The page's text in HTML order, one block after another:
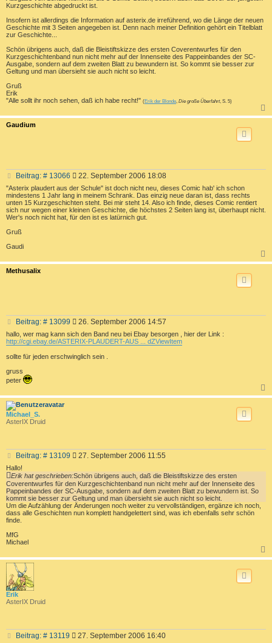
g
Kurzgeschichte abgedruckt ist.
Insofern ist allerdings die Information auf asterix.de irreführend, wo die Länge der neuen
Geschichte mit 3 Seiten angegeben ist. Denn nach meiner Definition gehört ein Titelblatt
zur Geschichte...
Schön übrigens auch, daß die Bleistiftskizze des ersten Coverentwurfes für den
Kurzgeschichtenband nun nicht mehr auf der Innenseite des Pappeinbandes der SC-
Ausgabe, sondern auf dem zweiten Blatt zu bewundern ist. So kommt sie besser zur
Geltung und man übersieht sie auch nicht so leicht.
Gruß
Erik
"Alle sollt ihr noch sehen, daß ich habe recht!" (Erik der Blonde Die große Überfahrt, S. 5)
a
Gaudium
Beitrag: # 13066B
e
i
t
r
a
22. September 2006 18:08
"Asterix plaudert aus der Schule" ist doch nicht neu, dieses Comic hab' ich schon
mindestens 1 Jahr lang in meinem Schrank. Das einzig neue daran ist, dass rechts
unten 15 Kurzgeschichten steht. Bei mir steht 14. Also ich finde, dieses Comic rentiert
sich nur wegen einer kleinen Geschichte, die höchstes 2 Seiten lang ist, überhaupt nicht.
Wer's noch nicht hat, für den ist es latürnich gut.
Gruß
Gaudi
a
Methusalix
Beitrag: # 13099B
e
i
t
r
26. September 2006 14:57
hallo, wer mag kann sich den Band neu bei Ebay besorgen , hier der Link :
http://cgi.ebay.de/ASTERIX-PLAUDERT-AUS ... dZViewItem
sollte für jeden erschwinglich sein .
gruss
peter
a
Michael_S.
AsterIX Druid
Beitrag: # 13109B
i
t
r
a
g
27. September 2006 11:55
Hallo!
Erik hat geschrieben:Schön übrigens auch, daß die Bleistiftskizze des ersten
Coverentwurfes für den Kurzgeschichtenband nun nicht mehr auf der Innenseite des
Pappeinbandes der SC-Ausgabe, sondern auf dem zweiten Blatt zu bewundern ist. So
kommt sie besser zur Geltung und man übersieht sie auch nicht so leicht.
Um die Aufzählung der Änderungen noch weiter zu vervollständigen, ergänze ich noch,
dass alle Geschichten nun komplett handgelettert sind, was ich ebenfalls sehr schön
finde.
MfG
Michael
a
Erik
AsterIX Druid
Beitrag: # 13119B 27. September 2006 16:40